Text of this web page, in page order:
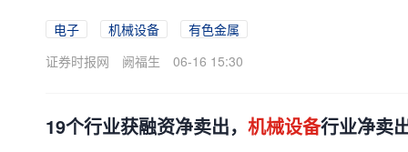
电子 机械设备
有色金属
证券时报网
阙福生 06-16 15:30
19个行业获融资净卖出， 机械设备行业净卖